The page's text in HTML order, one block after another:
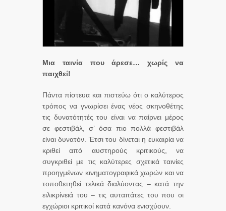
Μια ταινία που άρεσε… χωρίς να
παιχθεί!
Πάντα πίστευα και πιστεύω ότι ο καλύτερος
τρόπος να γνωρίσει ένας νέος σκηνοθέτης
τις δυνατότητές του είναι να παίρνει μέρος
σε φεστιβάλ, σ’ όσα πιο πολλά φεστιβάλ
είναι δυνατόν. Έτσι του δίνεται η ευκαιρία να
κριθεί από αυστηρούς κριτικούς, να
συγκριθεί με τις καλύτερες σχετικά ταινίες
προηγμένων κινηματογραφικά χωρών και να
τοποθετηθεί τελικά διαλύοντας – κατά την
ειλικρίνειά του – τις αυταπάτες του που οι
εγχώριοι κριτικοί κατά κανόνα ενισχύουν.